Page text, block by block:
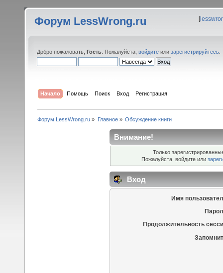
Форум LessWrong.ru [
Добро пожаловать, Гость . Пожалуйста, войдите или зарегистрируйтесь
Начало Помощь Поиск Вход Регистрация
Форум LessWrong.ru » Главное» Обсуждение книги
Внимание!
Только
Пожалуйста, войдите или
Вход
Имя
Продолжительность